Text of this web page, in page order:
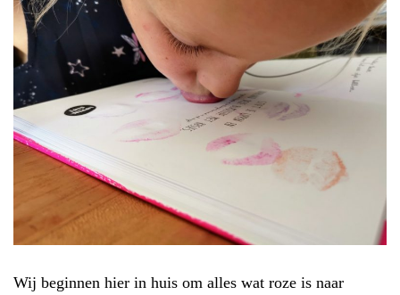
Wij beginnen hier in huis om alles wat roze is naar